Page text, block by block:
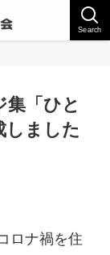
Search
集「ひと
しました
ロナ禍を住